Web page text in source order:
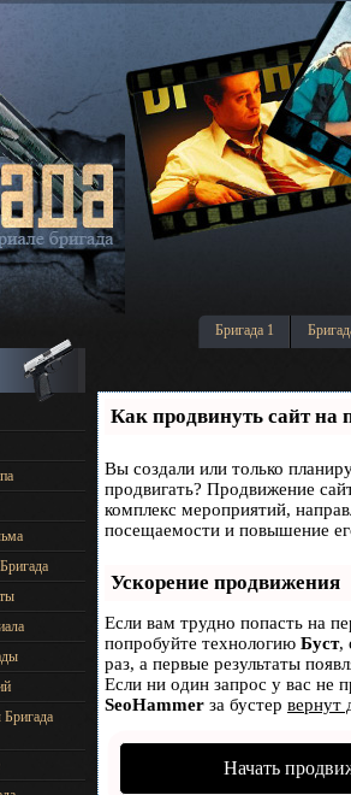
Бригада 1
Бригада
Как продвинуть сайт на
Вы создали или только
продвигать? Продвижение
комплекс мероприятий,
посещаемости и повышение
Ускорение продвижения
Если вам трудно попасть на
попробуйте технологию Буст,
раз, а первые результаты
Если ни один запрос у вас не
SeoHammer за бустер вернут
Начать